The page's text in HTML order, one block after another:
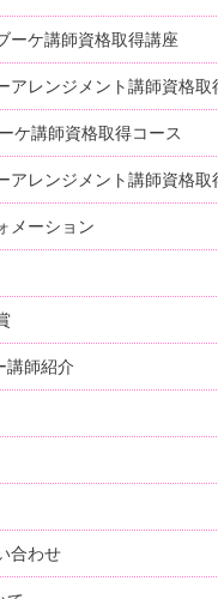
ーケ講師資格取得講座
アレンジメント講師資格取
ケ講師資格取得コース
アレンジメント講師資格取
メーション
講師紹介
合わせ